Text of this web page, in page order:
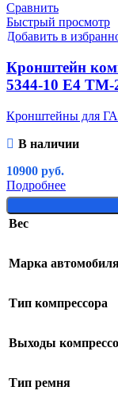
Сравнить
Быстрый просмотр
Добавить в
Кронштейн
5344-10 Е4 ТМ-
Кронштейны для
В наличии
10900 руб.
Подробнее
Вес
Марка
Тип компрессора
Выходы
Тип ремня